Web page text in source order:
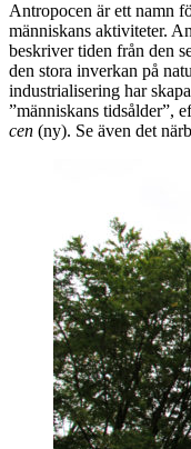
Antropocen är ett namn
människans aktiviteter.
beskriver tiden från den
den stora inverkan på
industrialisering har
”människans tidsålder”,
cen (ny). Se även det